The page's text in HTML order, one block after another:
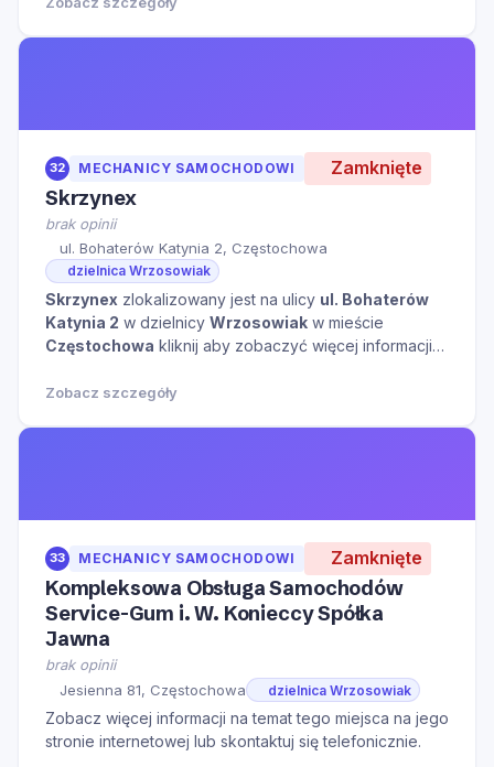
32 MECHANICY SAMOCHODOWI Zamknięte
Skrzynex
brak opinii
ul. Bohaterów Katynia 2, Częstochowa
dzielnica Wrzosowiak
Skrzynex zlokalizowany jest na ulicy ul. Bohaterów
Katynia 2 w dzielnicy Wrzosowiak w mieście
Częstochowa kliknij aby zobaczyć więcej informacji
Zobacz szczegóły
33 MECHANICY SAMOCHODOWI Zamknięte
Kompleksowa Obsługa Samochodów
Service-Gum i. W. Konieccy Spółka
Jawna
brak opinii
Jesienna 81, Częstochowa
dzielnica Wrzosowiak
Zobacz więcej informacji na temat tego miejsca na jego
stronie internetowej lub skontaktuj się telefonicznie.